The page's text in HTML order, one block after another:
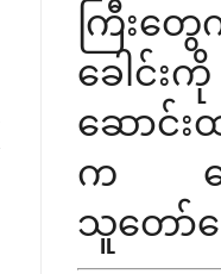
ကြီးတွ
ခေါင်
ဆောင်း
က ရှေ
သူတော်က